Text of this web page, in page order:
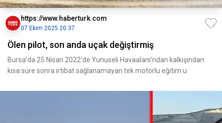
https://www.haberturk.com
07 Ekim 2025 20:37
Ölen pilot, son anda uçak değiştirmiş
Bursa'da 25 Nisan 2022'de Yunuseli Havaalanı’ndan kalkışından
kısa süre sonra irtibat sağlanamayan tek motorlu eğitim u